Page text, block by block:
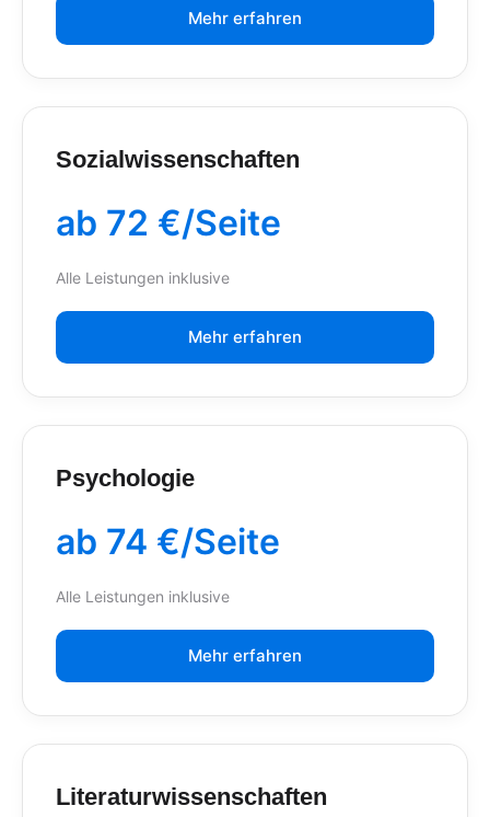
Mehr erfahren
Sozialwissenschaften
ab 72 €/Seite
Alle Leistungen inklusive
Mehr erfahren
Psychologie
ab 74 €/Seite
Alle Leistungen inklusive
Mehr erfahren
Literaturwissenschaften